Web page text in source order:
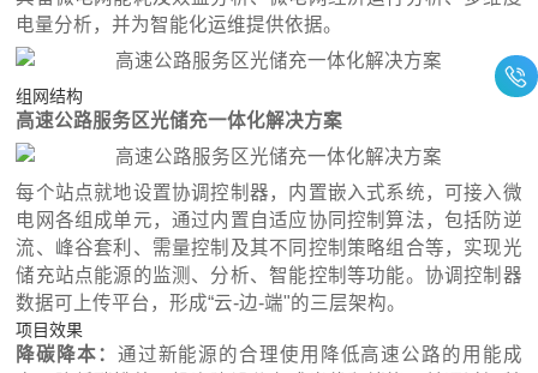
电量分析，并为智能化运维提供依据。
组网结构
‌高速公路服务区‌光储充一体化解决方案
每个站点就地设置协调控制器，内置嵌入式系统，可接入微
电网各组成单元，通过内置自适应协同控制算法，包括防逆
流、峰谷套利、需量控制及其不同控制策略组合等，实现光
储充站点能源的监测、分析、智能控制等功能。协调控制器
数据可上传平台，形成“云-边-端"的三层架构。
项目效果
降碳降本： 通过新能源的合理使用降低高速公路的用能成